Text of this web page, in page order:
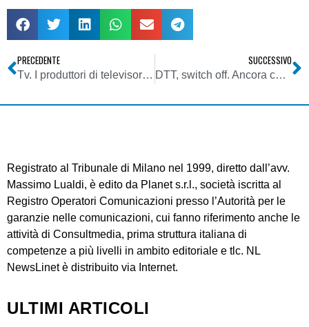
PRECEDENTE
Tv. I produttori di televisori cambiano rotta: smart tv più popolari di quelle 3D-ready
SUCCESSIVO
DTT, switch off. Ancora caos nel Veneto orientale: sindaci e comitati antiRai propongono il boicottaggio del canone tv
Registrato al Tribunale di Milano nel 1999, diretto dall’avv.
Massimo Lualdi, è edito da Planet s.r.l., società iscritta al
Registro Operatori Comunicazioni presso l’Autorità per le
garanzie nelle comunicazioni, cui fanno riferimento anche le
attività di Consultmedia, prima struttura italiana di
competenze a più livelli in ambito editoriale e tlc. NL
NewsLinet è distribuito via Internet.
ULTIMI ARTICOLI